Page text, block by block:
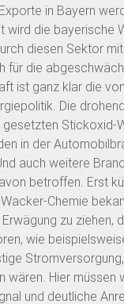
in Bayern
wird die bayerische
diesen Sektor
für die
ist ganz klar die
Die
gesetzten Stickoxid-
in der
auch weitere
betroffen. Erst
Chemie
Erwägung zu ziehen,
wie
wären. Hier müssen
und deutliche